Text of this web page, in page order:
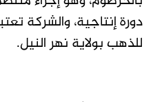
دورة إنتاجية، والشركة
للذهب بولاية نهر النيل.